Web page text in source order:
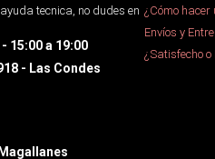
tecnica, no dudes en
15:00 a 19:00
- Las Condes
¿Cómo hacer
Envíos y
¿Satisfecho o